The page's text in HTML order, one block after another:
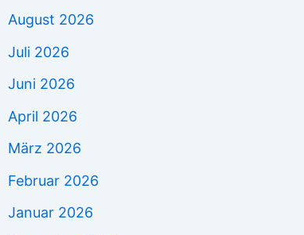
August 2026
Juli 2026
Juni 2026
April 2026
März 2026
Februar 2026
Januar 2026